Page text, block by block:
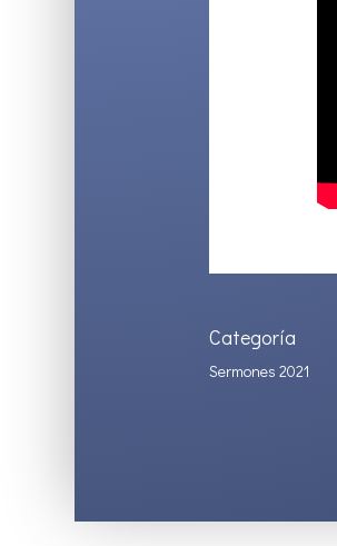
Categoría
Sermones 2021